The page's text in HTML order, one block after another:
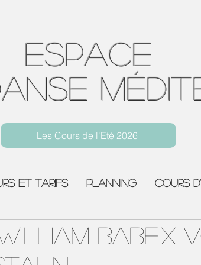
Espace
Yoga Toulon Centre Ville
Les Cours de l'Eté 2026
et Tarifs Planning COURS
BABEIX